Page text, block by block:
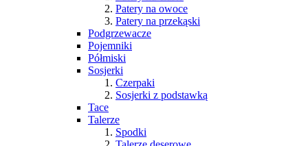
Patery na owoce
Patery na przekąski
Podgrzewacze
Pojemniki
Półmiski
Sosjerki
Czerpaki
Sosjerki z podstawką
Tace
Talerze
Spodki